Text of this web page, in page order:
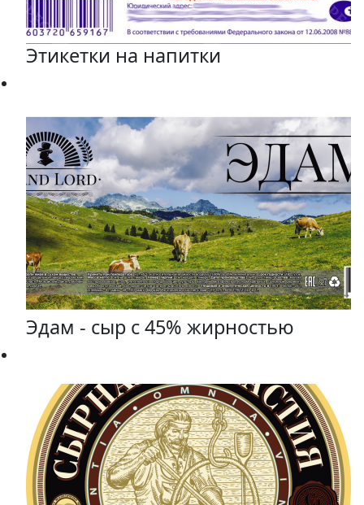
Этикетки на напитки
Эдам - сыр с 45% жирностью